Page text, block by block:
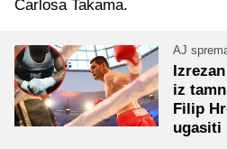
Carlosa Takama.
AJ
iz
Filip
ugasiti